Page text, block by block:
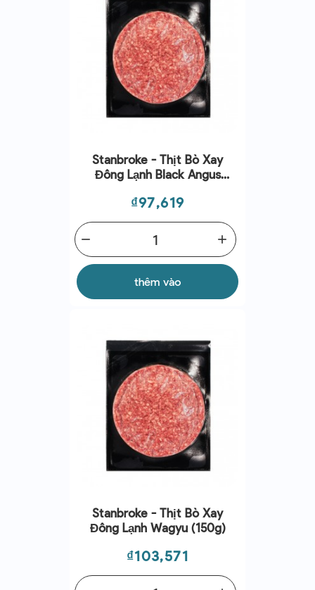
Stanbroke - Thịt Bò Xay
Đông Lạnh Black Angus
Giá
₫97,619
add
remove
thêm vào
Stanbroke - Thịt Bò Xay
Đông Lạnh Wagyu (150g)
Giá
₫103,571